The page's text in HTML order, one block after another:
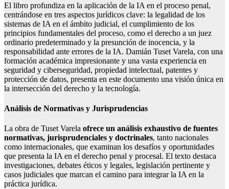
El libro profundiza en la aplicación de la IA en el proceso penal,
centrándose en tres aspectos jurídicos clave: la legalidad de los
sistemas de IA en el ámbito judicial, el cumplimiento de los
principios fundamentales del proceso, como el derecho a un juez
ordinario predeterminado y la presunción de inocencia, y la
responsabilidad ante errores de la IA. Damián Tuset Varela, con una
formación académica impresionante y una vasta experiencia en
seguridad y ciberseguridad, propiedad intelectual, patentes y
protección de datos, presenta en este documento una visión única en
la intersección del derecho y la tecnología.
Análisis de Normativas y Jurisprudencias
La obra de Tuset Varela ofrece un análisis exhaustivo de fuentes
normativas, jurisprudenciales y doctrinales, tanto nacionales
como internacionales, que examinan los desafíos y oportunidades
que presenta la IA en el derecho penal y procesal. El texto destaca
investigaciones, debates éticos y legales, legislación pertinente y
casos judiciales que marcan el camino para integrar la IA en la
práctica jurídica.